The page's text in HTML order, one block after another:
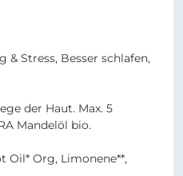
Stress, Besser schlafen,
der Haut. Max. 5
Mandelöl bio.
Oil* Org, Limonene**,